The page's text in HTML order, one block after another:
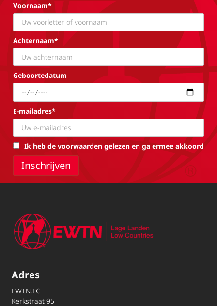
Voornaam*
Achternaam*
Geboortedatum
E-mailadres*
Ik heb de voorwaarden gelezen en ga ermee akkoord
Adres
EWTN.LC
Kerkstraat 95